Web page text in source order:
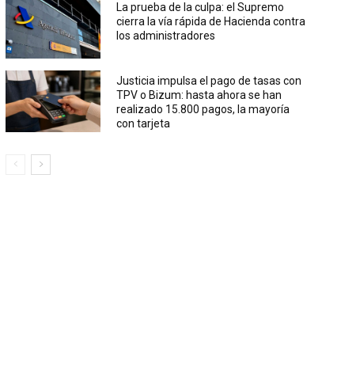
La prueba de la culpa: el Supremo
cierra la vía rápida de Hacienda contra
los administradores
Justicia impulsa el pago de tasas con
TPV o Bizum: hasta ahora se han
realizado 15.800 pagos, la mayoría
con tarjeta